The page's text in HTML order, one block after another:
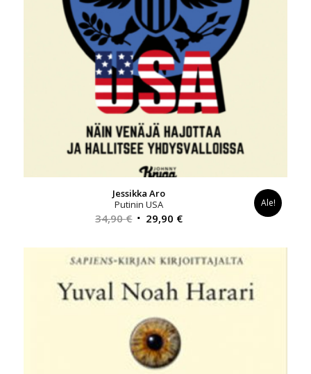
Jessikka Aro
Putinin USA
34,90€ Alkuperäinen
oli:
34,90 €.
29,90 €Nykyinen
on:
29,90 €.
Ale!